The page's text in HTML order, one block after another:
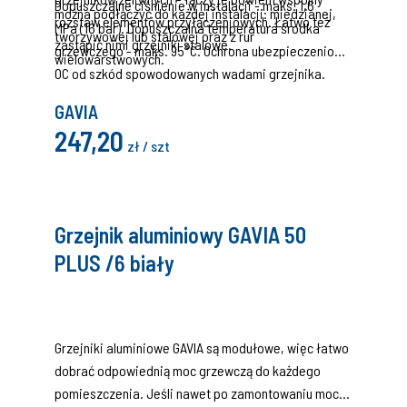
rozstaw elementów przyłączeniowych. Łatwo też
zastąpić nimi grzejniki stalowe.
można podłączyć do każdej instalacji: miedzianej,
tworzywowej lub stalowej oraz z rur
wielowarstwowych.
Dopuszczalne ciśnienie w instalacji - maks. 1,6
MPa (16 bar). Dopuszczalna temperatura środka
grzewczego - maks. 95°C. Ochrona ubezpieczeniowa
OC od szkód spowodowanych wadami grzejnika.
GAVIA
247,20 zł / szt
Grzejnik aluminiowy GAVIA 50
PLUS /6 biały
Grzejniki aluminiowe GAVIA są modułowe, więc łatwo
dobrać odpowiednią moc grzewczą do każdego
pomieszczenia. Jeśli nawet po zamontowaniu moc